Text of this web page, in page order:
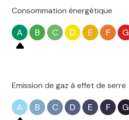
Consommation énergétique
A B C D E F G
Emission de gaz à effet de serre
A B C D E F G